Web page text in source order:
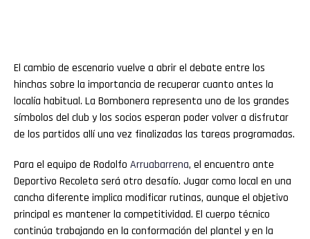
El cambio de escenario vuelve a abrir el debate entre los
hinchas sobre la importancia de recuperar cuanto antes la
localía habitual. La Bombonera representa uno de los grandes
símbolos del club y los socios esperan poder volver a disfrutar
de los partidos allí una vez finalizadas las tareas programadas.
Para el equipo de Rodolfo Arruabarrena, el encuentro ante
Deportivo Recoleta será otro desafío. Jugar como local en una
cancha diferente implica modificar rutinas, aunque el objetivo
principal es mantener la competitividad. El cuerpo técnico
continúa trabajando en la conformación del plantel y en la